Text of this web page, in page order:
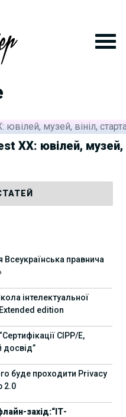
XX: ювілей, музей,
Всеукраїнська правнича
інтелектуальної
edition
СІРР/Е,
досвід”
буде проходити Privacy
2.0
захід:“ІТ-